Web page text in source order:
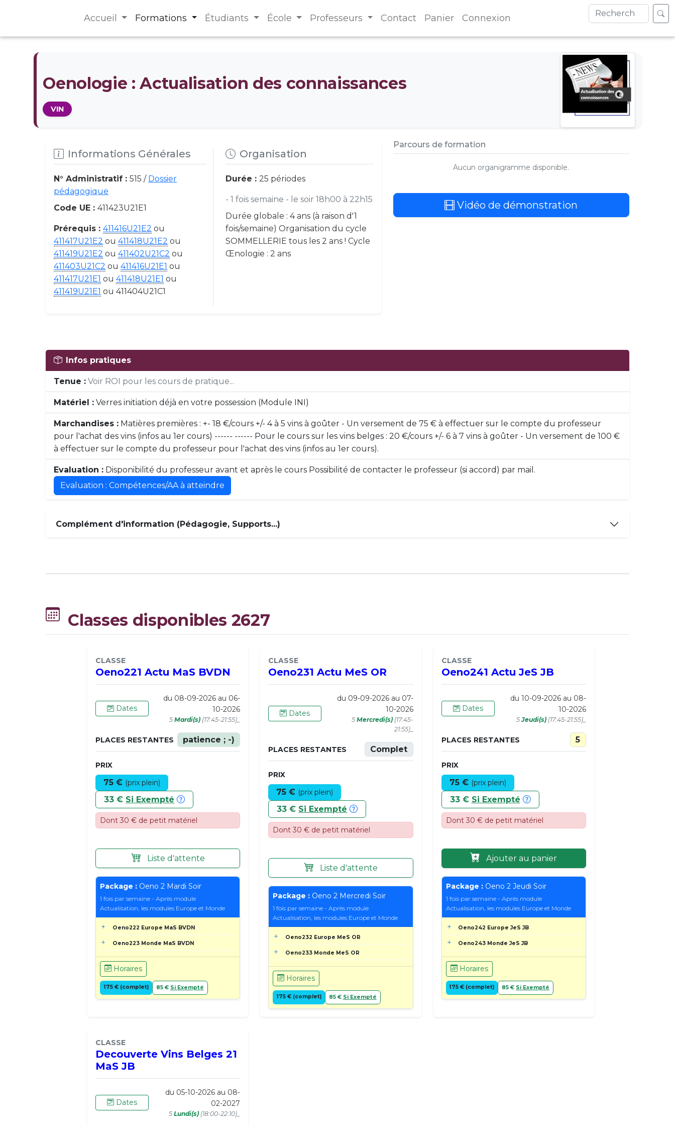
Accueil Formations Étudiants École Professeurs Contact Panier Connexion
Oenologie : Actualisation des connaissances
VIN
Informations Générales
N° Administratif :515 / Dossier
pédagogique
Code UE :411423U21E1
Prérequis :411416U21E2 ou
411417U21E2 ou411418U21E2 ou
411419U21E2 ou411402U21C2 ou
411403U21C2 ou411416U21E1 ou
411417U21E1 ou411418U21E1 ou
411419U21E1 ou 411404U21C1
Organisation
Durée : 25 périodes
- 1 fois semaine - le soir 18h00 à 22h15
Durée globale : 4 ans (à raison d'1
fois/semaine) Organisation du cycle
SOMMELLERIE tous les 2 ans ! Cycle
Œnologie : 2 ans
Parcours de formation
Aucun organigramme disponible.
Vidéo de démonstration
Infos pratiques
Tenue : Voir ROI pour les cours de pratique...
Matériel : Verres initiation déjà en votre possession (Module INI)
Marchandises : Matières premières : +- 18 €/cours +/- 4 à 5 vins à goûter - Un versement de 75 € à effectuer sur le compte du professeur
pour l'achat des vins (infos au 1er cours) ------ ------ Pour le cours sur les vins belges : 20 €/cours +/- 6 à 7 vins à goûter - Un versement de 100 €
à effectuer sur le compte du professeur pour l'achat des vins (infos au 1er cours).
Evaluation : Disponibilité du professeur avant et après le cours Possibilité de contacter le professeur (si accord) par mail.
Evaluation : Compétences/AA à atteindre
Complément d'information (Pédagogie, Supports...)
Classes disponibles 2627
CLASSE
Oeno221 Actu MaS BVDN
Dates
du 08-09-2026 au 06-
10-2026
5Mardi(s) (17:45-21:55)_
PLACES RESTANTES patience ; -)
PRIX
75 € (prix plein)
33 € Si Exempté
Dont 30 € de petit matériel
Liste d'attente
Package : Oeno 2 Mardi Soir
1 fois par semaine - Après module
Actualisation, les modules Europe et Monde
Oeno222 Europe MaS BVDN
Oeno223 Monde MaS BVDN
Horaires
175 € (complet) 85 € Si Exempté
CLASSE
Oeno231 Actu MeS OR
Dates
du 09-09-2026 au 07-
10-2026
5 Mercredi(s)(17:45-
21:55)_
PLACES RESTANTES Complet
PRIX
75 € (prix plein)
33 € Si Exempté
Dont 30 € de petit matériel
Liste d'attente
Package : Oeno 2 Mercredi Soir
1 fois par semaine - Après module
Actualisation, les modules Europe et Monde
Oeno232 Europe MeS OR
Oeno233 Monde MeS OR
Horaires
175 € (complet) 85 € Si Exempté
CLASSE
Oeno241 Actu JeS JB
Dates
du 10-09-2026 au 08-
10-2026
5Jeudi(s)(17:45-21:55)_
PLACES RESTANTES 5
PRIX
75 € (prix plein)
33 € Si Exempté
Dont 30 € de petit matériel
Ajouter au panier
Package :Oeno 2 Jeudi Soir
1 fois par semaine - Après module
Actualisation, les modules Europe et Monde
Oeno242 Europe JeS JB
Oeno243 Monde JeS JB
Horaires
175 € (complet) 85 € Si Exempté
CLASSE
Decouverte Vins Belges 21
MaS JB
Dates
du 05-10-2026 au 08-
02-2027
5Lundi(s) (18:00-22:10)_